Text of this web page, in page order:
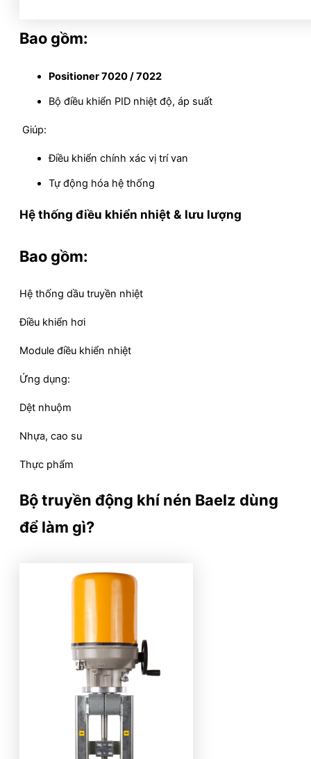
Bao gồm:
Positioner 7020 / 7022
Bộ điều khiển PID nhiệt độ, áp suất
Giúp:
Điều khiển chính xác vị trí van
Tự động hóa hệ thống
Hệ thống điều khiển nhiệt & lưu lượng
Bao gồm:
Hệ thống dầu truyền nhiệt
Điều khiển hơi
Module điều khiển nhiệt
Ứng dụng:
Dệt nhuộm
Nhựa, cao su
Thực phẩm
Bộ truyền động khí nén Baelz dùng
để làm gì?